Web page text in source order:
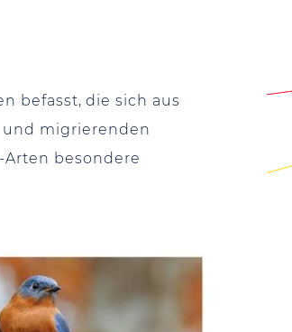
befasst, die sich aus
und migrierenden
besondere